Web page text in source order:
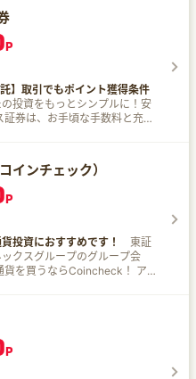
イント還元！（※7）（※8）
カードデビュー！ 三井住友カ
）は、ゴールドカードの豪華な
る一枚です。初めてゴールド
ピッタリ。 お手軽にゴールド
ましょう！ 年会費無料の
元、手軽さ、全部そろったこの
ば、毎日がもっと楽しく、も
ゴールド（NL）で、賢くお得
いましょう！ ※1 対象取引
の適用条件などの詳細は、三
ムページを必ずご確認くださ
ポイントをもらうには、毎
ご利用が必要となります。 ※3
決済、iD、カードの差し込
外です。 ※3商業施設内にある
ポイント付与の対象となりま
います。その場合のお支払い
ください。上記、タッチ決済
限は、ご利用される店舗によ
P
】取引でもポイント獲得条件
投資をもっとシンプルに！安
券は、お手頃な手数料と充実
り残高5.3兆円！（2021年11月
合は67％！未経験者だけでな
にも選ばれています 日本株、
IPO、米国株、金・プラチナな
オンライン口座開設なら書類
ップ」で申込完了 投資未
《100円》か
申込手数料は全銘柄無料 残高
ポイントが貯まる！貯まった
わらず、当選確率が平等なIPO
扱い銘柄数が4,500超え・店頭
国株が取引しやすい お勧めの
る、初心者にも推奨のツール
などを、無料で利用可能
ンチェック）
P
投資におすすめです！
東証
クスグループのグループ会
貨を買うならCoincheck！ アプ
ロード数No.1※ 仮想通貨アプ
700万DLを突破！ ※ 対象：国内
リ、期間：2019年〜2025年、
数国内最大
P